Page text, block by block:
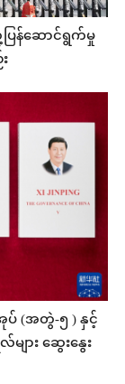
န်ဆောင်ရွက်မှု
ပ် (အတွဲ-၅ ) နှင့်
ား ဆွေးနွေး